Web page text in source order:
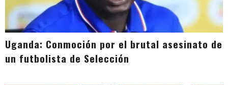
Uganda: Conmoción por el brutal asesinato de
un futbolista de Selección